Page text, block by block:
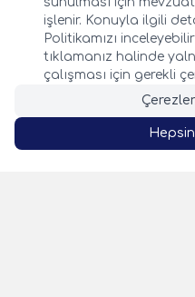
BALIK AVI KAMP VE DOĞA
Instagram
Önemli Bilgiler
işlenir. Konuyla ilgili
Politikamızı
tıklamanız halinde
çalışması için gerekli